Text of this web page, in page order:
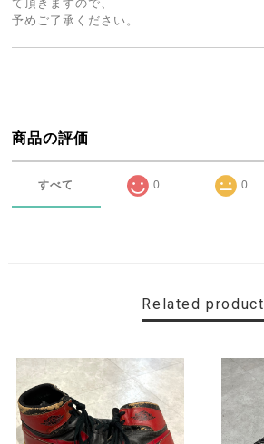
て頂きますので、
予めご了承ください。
商品の評価
すべて 0 0
Related product